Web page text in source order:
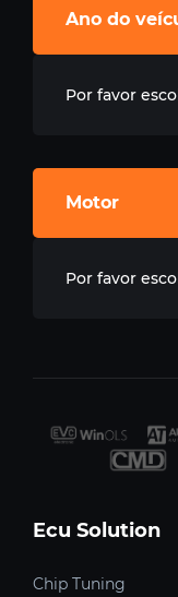
Ano do
Por favor
Motor
Por favor
Ecu Solution
Chip Tuning